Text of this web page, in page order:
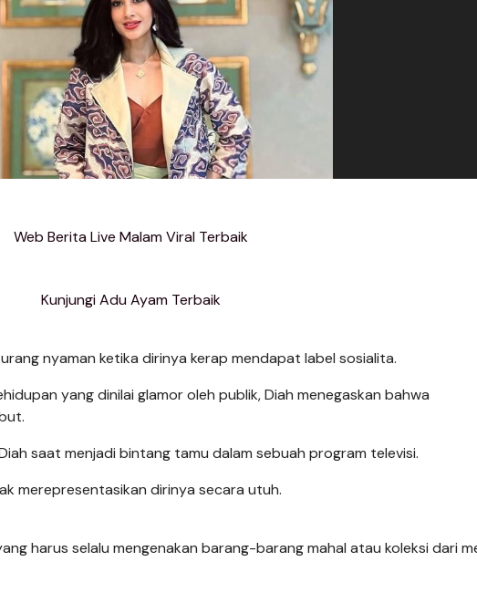
Web Berita Live Malam Viral Terbaik
Kunjungi Adu Ayam Terbaik
nyaman ketika dirinya kerap mendapat label sosialita.
yang dinilai glamor oleh publik, Diah menegaskan bahwa
saat menjadi bintang tamu dalam sebuah program televisi.
merepresentasikan dirinya secara utuh.
harus selalu mengenakan barang-barang mahal atau koleksi dari